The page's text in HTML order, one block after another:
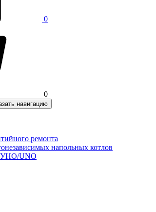
0
0
навигацию
ремонта
напольных котлов
УНО/UNO